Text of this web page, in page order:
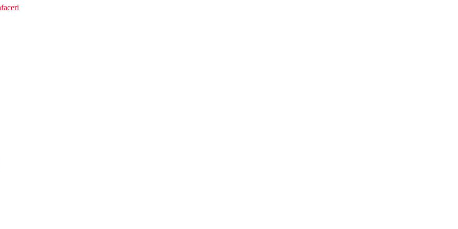
asupra oceanului.
direct sub hotel, acces cu lift.